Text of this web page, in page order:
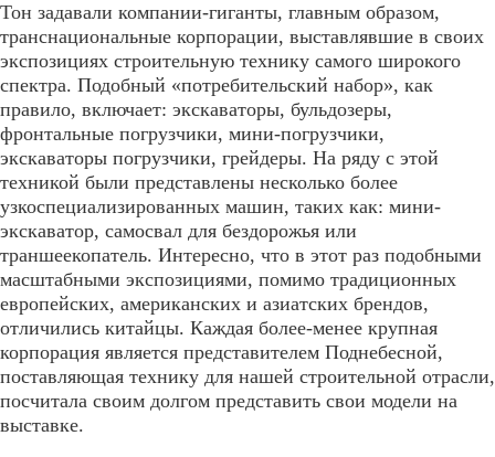
Тон задавали компании-гиганты, главным образом,
транснациональные корпорации, выставлявшие в своих
экспозициях строительную технику самого широкого
спектра. Подобный «потребительский набор», как
правило, включает: экскаваторы, бульдозеры,
фронтальные погрузчики, мини-погрузчики,
экскаваторы погрузчики, грейдеры. На ряду с этой
техникой были представлены несколько более
узкоспециализированных машин, таких как: мини-
экскаватор, самосвал для бездорожья или
траншеекопатель. Интересно, что в этот раз подобными
масштабными экспозициями, помимо традиционных
европейских, американских и азиатских брендов,
отличились китайцы. Каждая более-менее крупная
корпорация является представителем Поднебесной,
поставляющая технику для нашей строительной отрасли,
посчитала своим долгом представить свои модели на
выставке.